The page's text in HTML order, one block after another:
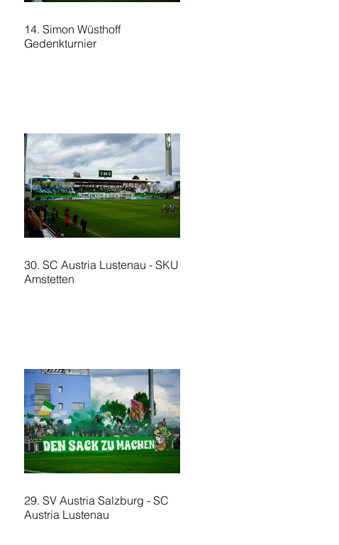
14. Simon Wüsthoff
Gedenkturnier
30. SC Austria Lustenau - SKU
Amstetten
29. SV Austria Salzburg - SC
Austria Lustenau